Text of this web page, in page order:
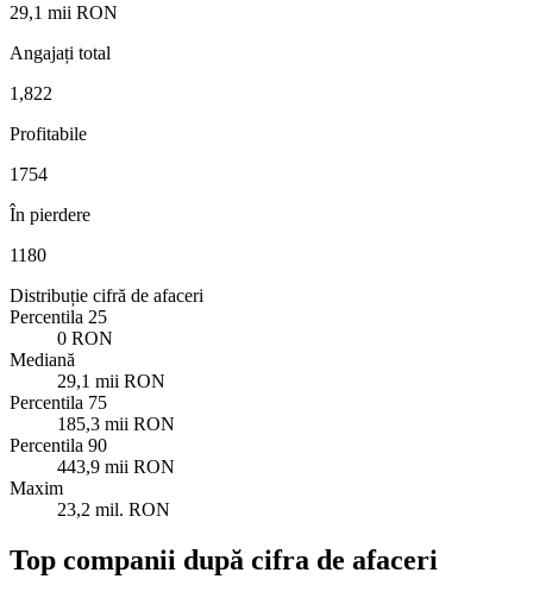
29,1 mii RON
Angajați total
1,822
Profitabile
1754
În pierdere
1180
Distribuție cifră de afaceri
Percentila 25
0 RON
Mediană
29,1 mii RON
Percentila 75
185,3 mii RON
Percentila 90
443,9 mii RON
Maxim
23,2 mil. RON
Top companii după cifra de afaceri